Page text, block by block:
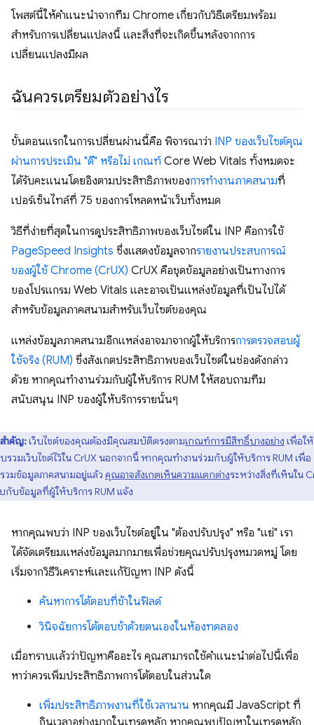
โพสต์นี้ให้คำแนะนำจากทีม Chrome เกี่ยวกับวิธีเตรียมพร้อม
สำหรับการเปลี่ยนแปลงนี้ และสิ่งที่จะเกิดขึ้นหลังจากการ
เปลี่ยนแปลงมีผล
ฉันควรเตรียมตัวอย่างไร
ขั้นตอนแรกในการเปลี่ยนผ่านนี้คือ พิจารณาว่า INP ของเว็บไซต์คุณ
ผ่านการประเมิน "ดี" หรือไม่ เกณฑ์ Core Web Vitals ทั้งหมดจะ
ได้รับคะแนนโดยอิงตามประสิทธิภาพของการทำงานภาคสนามที่
เปอร์เซ็นไทล์ที่ 75 ของการโหลดหน้าเว็บทั้งหมด
วิธีที่ง่ายที่สุดในการดูประสิทธิภาพของเว็บไซต์ใน INP คือการใช้
PageSpeed Insights ซึ่งแสดงข้อมูลจากรายงานประสบการณ์
ของผู้ใช้ Chrome (CrUX) CrUX คือชุดข้อมูลอย่างเป็นทางการ
ของโปรแกรม Web Vitals และอาจเป็นแหล่งข้อมูลที่เป็นไปได้
สำหรับข้อมูลภาคสนามสำหรับเว็บไซต์ของคุณ
แหล่งข้อมูลภาคสนามอีกแหล่งอาจมาจากผู้ให้บริการการตรวจสอบผู้
ใช้จริง (RUM) ซึ่งสังเกตประสิทธิภาพของเว็บไซต์ในช่องดังกล่าว
ด้วย หากคุณทำงานร่วมกับผู้ให้บริการ RUM ให้สอบถามทีม
สนับสนุน INP ของผู้ให้บริการรายนั้นๆ
สำคัญ:เว็บไซต์ของคุณต้องมีคุณสมบัติตรงตามเกณฑ์การมีสิทธิ์บางอย่าง เพื่อให้
รวมเว็บไซต์ไว้ใน CrUX นอกจากนี้ หากคุณทํางานร่วมกับผู้ให้บริการ RUM เพื่อ
วมข้อมูลภาคสนามอยู่แล้ว คุณอาจสังเกตเห็นความแตกต่างระหว่างสิ่งที่เห็นใน
กับข้อมูลที่ผู้ให้บริการ RUM แจ้ง
หากคุณพบว่า INP ของเว็บไซต์อยู่ใน "ต้องปรับปรุง" หรือ "แย่" เรา
ได้จัดเตรียมแหล่งข้อมูลมากมายเพื่อช่วยคุณปรับปรุงหมวดหมู่ โดย
เริ่มจากวิธีวิเคราะห์และแก้ปัญหา INP ดังนี้
ค้นหาการโต้ตอบที่ช้าในฟิลด์
วินิจฉัยการโต้ตอบช้าด้วยตนเองในห้องทดลอง
เมื่อทราบแล้วว่าปัญหาคืออะไร คุณสามารถใช้คำแนะนำต่อไปนี้เพื่อ
หาว่าควรเพิ่มประสิทธิภาพการโต้ตอบในส่วนใด
เพิ่มประสิทธิภาพงานที่ใช้เวลานาน หากคุณมี JavaScript ที่